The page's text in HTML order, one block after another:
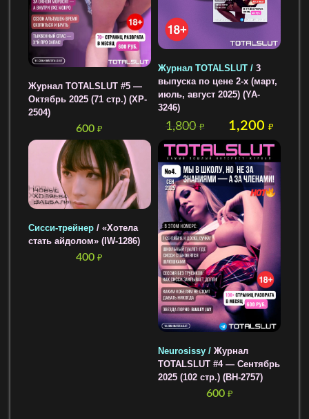
Журнал TOTALSLUT #5 —
Октябрь 2025 (71 стр.) (XP-
2504)
600₽
Журнал TOTALSLUT / 3
выпуска по цене 2-х (март,
июль, август 2025) (YA-
3246)
1,800₽ 1,200 ₽
Сисси-трейнер / «Хотела
стать айдолом» (IW-1286)
400₽
Neurosissy / Журнал
TOTALSLUT #4 — Сентябрь
2025 (102 стр.) (BH-2757)
600 ₽